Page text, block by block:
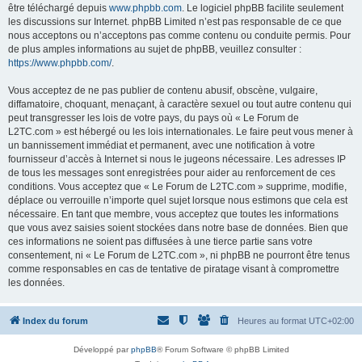
être téléchargé depuis www.phpbb.com. Le logiciel phpBB facilite seulement
les discussions sur Internet. phpBB Limited n’est pas responsable de ce que
nous acceptons ou n’acceptons pas comme contenu ou conduite permis. Pour
de plus amples informations au sujet de phpBB, veuillez consulter :
https://www.phpbb.com/.
Vous acceptez de ne pas publier de contenu abusif, obscène, vulgaire,
diffamatoire, choquant, menaçant, à caractère sexuel ou tout autre contenu qui
peut transgresser les lois de votre pays, du pays où « Le Forum de
L2TC.com » est hébergé ou les lois internationales. Le faire peut vous mener à
un bannissement immédiat et permanent, avec une notification à votre
fournisseur d’accès à Internet si nous le jugeons nécessaire. Les adresses IP
de tous les messages sont enregistrées pour aider au renforcement de ces
conditions. Vous acceptez que « Le Forum de L2TC.com » supprime, modifie,
déplace ou verrouille n’importe quel sujet lorsque nous estimons que cela est
nécessaire. En tant que membre, vous acceptez que toutes les informations
que vous avez saisies soient stockées dans notre base de données. Bien que
ces informations ne soient pas diffusées à une tierce partie sans votre
consentement, ni « Le Forum de L2TC.com », ni phpBB ne pourront être tenus
comme responsables en cas de tentative de piratage visant à compromettre
les données.
Index du forum Heures au format UTC+02:00
Développé parphpBB® Forum Software © phpBB Limited